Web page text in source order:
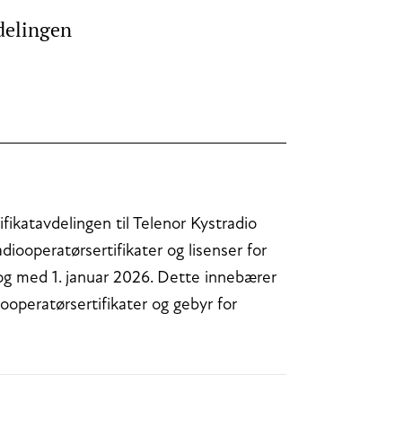
til Telenor Kystradio
og lisenser for
med 1. januar 2026. Dette innebærer
og gebyr for